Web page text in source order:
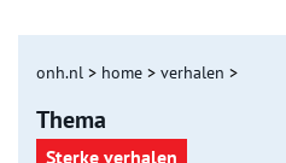
onh.nl > home > verhalen >
Thema
Sterke verhalen